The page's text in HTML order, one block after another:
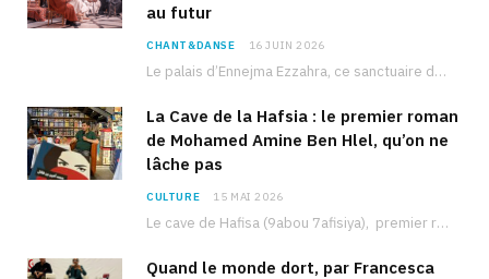
au futur
CHANT&DANSE 16 JUIN 2026
Le palais d’Ennejma Ezzahra, ce sanctuaire de la musique tunisienne et méditerranéenne construit par le…
La Cave de la Hafsia : le premier roman
de Mohamed Amine Ben Hlel, qu’on ne
lâche pas
CULTURE 15 MAI 2026
Le cave de Hafisa (9abou 7afisiya), premier roman du journaliste tunisien Mohamed Amine Ben Hlel,…
Quand le monde dort, par Francesca